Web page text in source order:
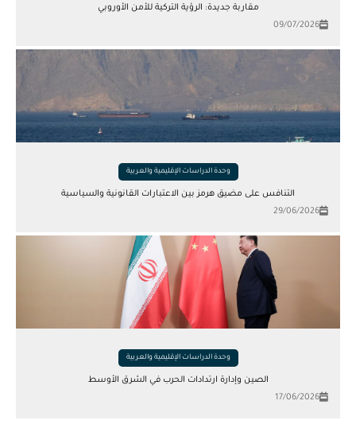
مقاربة جديدة: الرؤية التركية للأمن الأوروبي
09/07/2026
وحدة الدراسات الإقليمية والعربية
التنافس على مضيق هرمز بين الاعتبارات القانونية والسياسية
29/06/2026
وحدة الدراسات الإقليمية والعربية
الصين وإدارة ارتدادات الحرب في الشرق الأوسط
17/06/2026